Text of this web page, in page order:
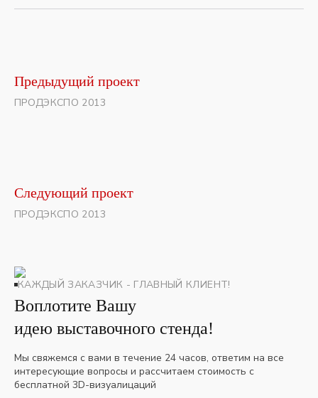
Предыдущий проект
ПРОДЭКСПО 2013
Следующий проект
ПРОДЭКСПО 2013
КАЖДЫЙ ЗАКАЗЧИК - ГЛАВНЫЙ КЛИЕНТ!
Воплотите Вашу
идею выставочного стенда!
Мы свяжемся с вами в течение 24 часов, ответим на все
интересующие вопросы и рассчитаем стоимость с
бесплатной 3D-визуалицаций